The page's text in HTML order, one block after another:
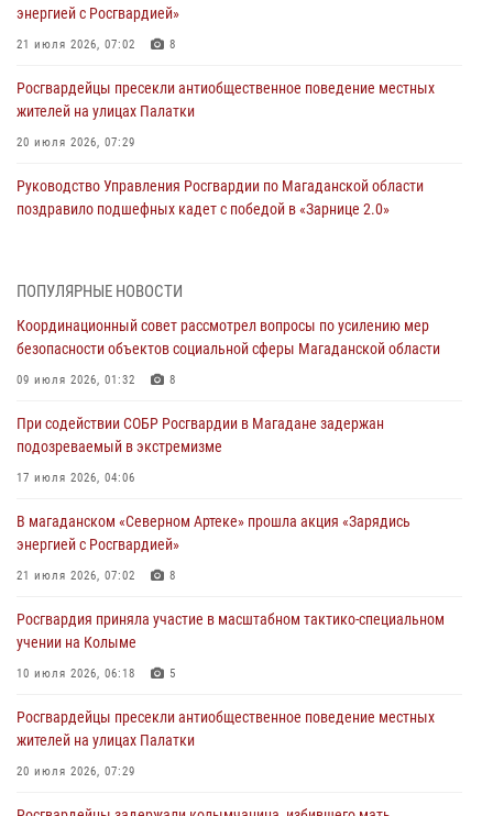
энергией с Росгвардией»
21 июля 2026, 07:02 8
Росгвардейцы пресекли антиобщественное поведение местных
жителей на улицах Палатки
20 июля 2026, 07:29
Руководство Управления Росгвардии по Магаданской области
поздравило подшефных кадет с победой в «Зарнице 2.0»
При содействии СОБР Росгвардии в Магадане задержан
17 июля 2026, 04:06
«Каникулы с Росгвардией» продолжаются на Колыме
Начальник Главного штаба – первый заместитель директора
Росгвардии Герой России генерал-полковник Сергей Бойко
15 июля 2026, 06:21
Кинологический тандем из Магадана завоевал бронзу на
15 июля 2026, 04:34
ПОПУЛЯРНЫЕ НОВОСТИ
Координационный совет рассмотрел вопросы по усилению мер
безопасности объектов социальной сферы Магаданской области
09 июля 2026, 01:32 8
При содействии СОБР Росгвардии в Магадане задержан
подозреваемый в экстремизме
17 июля 2026, 04:06
В магаданском «Северном Артеке» прошла акция «Зарядись
энергией с Росгвардией»
21 июля 2026, 07:02 8
Росгвардия приняла участие в масштабном тактико-специальном
учении на Колыме
10 июля 2026, 06:18 5
Росгвардейцы пресекли антиобщественное поведение местных
жителей на улицах Палатки
20 июля 2026, 07:29